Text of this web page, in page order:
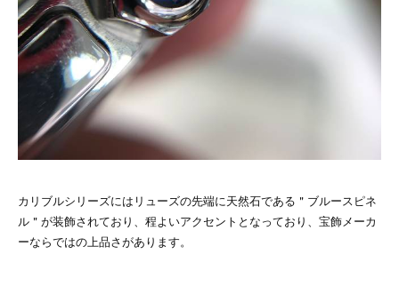
カリブルシリーズにはリューズの先端に天然石である＂ブルースピネ
ル＂が装飾されており、程よいアクセントとなっており、宝飾メーカ
ーならではの上品さがあります。